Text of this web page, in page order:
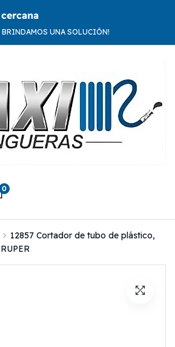
BRINDAMOS UNA SOLUCIÓN!
0
12857 Cortador de tubo de plástico,